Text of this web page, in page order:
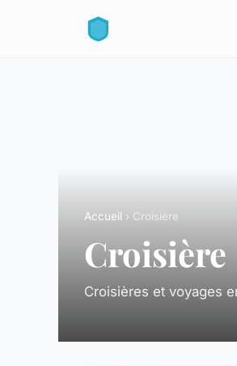
Accueil › Croisière
Croisière
Croisières et voyages